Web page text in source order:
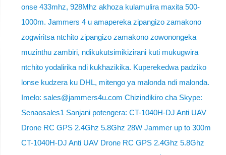
onse 433mhz, 928Mhz akhoza kulamulira maxita 500-
1000m. Jammers 4 u amapereka zipangizo zamakono
zogwiritsa ntchito zipangizo zamakono zowonongeka
muzinthu zambiri, ndikukutsimikizirani kuti mukugwira
ntchito yodalirika ndi kukhazikika. Kuperekedwa padziko
lonse kudzera ku DHL, mitengo ya malonda ndi malonda.
Imelo: sales@jammers4u.com Chizindikiro cha Skype:
Senaosales1 Sanjani potengera: CT-1040H-DJ Anti UAV
Drone RC GPS 2.4Ghz 5.8Ghz 28W Jammer up to 300m
CT-1040H-DJ Anti UAV Drone RC GPS 2.4Ghz 5.8Ghz